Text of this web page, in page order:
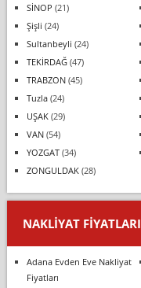
SİNOP (21)
Şişli (24)
Sultanbeyli (24)
TEKİRDAĞ(47)
TRABZON(45)
Tuzla(24)
UŞAK(29)
VAN(54)
YOZGAT(34)
ZONGULDAK(28)
NAKLIYAT FIYATLARI
Adana Evden Eve Nakliyat
Fiyatları